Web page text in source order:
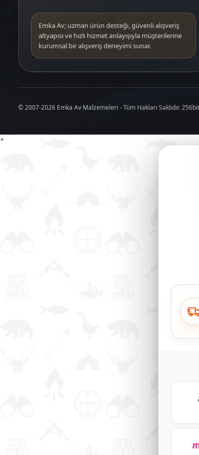
Emka Av; uzman ürün desteği, güvenli alışveriş
altyapısı ve hızlı hizmet anlayışıyla müşterilerine
kurumsal bir alışveriş deneyimi sunar.
© 2007-2026 Emka Av Malzemeleri - Tüm Hakları Saklıdır.
×